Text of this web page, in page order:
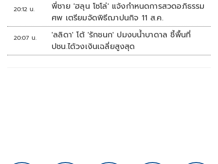
20:12 น.
พี่ชาย 'ฮลุน โซโล่' แจ้งกำหนดการสวดอภิธรรม
ศพ เตรียมจัดพิธีฌาปนกิจ 11 ส.ค.
20:07 น.
'ลลิดา' โต้ 'รักชนก' ปมงบน้ำบาดาล ชี้พื้นที่
ปชน.ได้วงเงินเฉลี่ยสูงสุด